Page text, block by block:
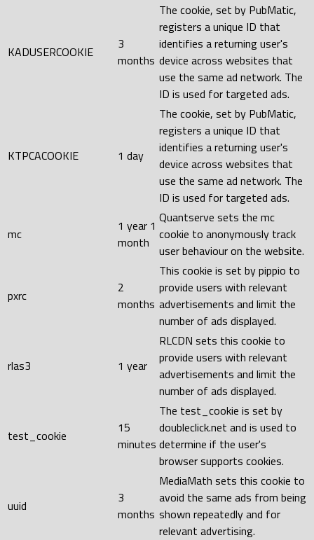
KADUSERCOOKIE
3
months
The cookie, set by PubMatic,
registers a unique ID that
identifies a returning user's
device across websites that
use the same ad network. The
ID is used for targeted ads.
KTPCACOOKIE 1 day
The cookie, set by PubMatic,
registers a unique ID that
identifies a returning user's
device across websites that
use the same ad network. The
ID is used for targeted ads.
mc
1 year 1
month
Quantserve sets the mc
cookie to anonymously track
user behaviour on the website.
pxrc
2
months
This cookie is set by pippio to
provide users with relevant
advertisements and limit the
number of ads displayed.
rlas3 1 year
RLCDN sets this cookie to
provide users with relevant
advertisements and limit the
number of ads displayed.
test_cookie
15
minutes
The test_cookie is set by
doubleclick.net and is used to
determine if the user's
browser supports cookies.
uuid
3
months
MediaMath sets this cookie to
avoid the same ads from being
shown repeatedly and for
relevant advertising.